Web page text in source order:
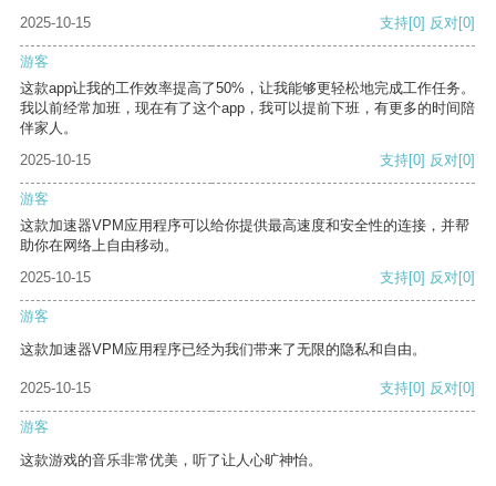
2025-10-15 支持[0] 反对[0]
游客
这款app让我的工作效率提高了50%，让我能够更轻松地完成工作任务。
我以前经常加班，现在有了这个app，我可以提前下班，有更多的时间陪
伴家人。
2025-10-15
支持[0] 反对[0]
游客
这款加速器VPM应用程序可以给你提供最高速度和安全性的连接，并帮
助你在网络上自由移动。
2025-10-15
支持[0] 反对[0]
游客
这款加速器VPM应用程序已经为我们带来了无限的隐私和自由。
2025-10-15 支持[0] 反对[0]
游客
这款游戏的音乐非常优美，听了让人心旷神怡。